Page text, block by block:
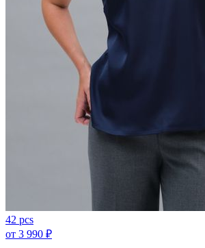
42 pcs
от 3 990 ₽